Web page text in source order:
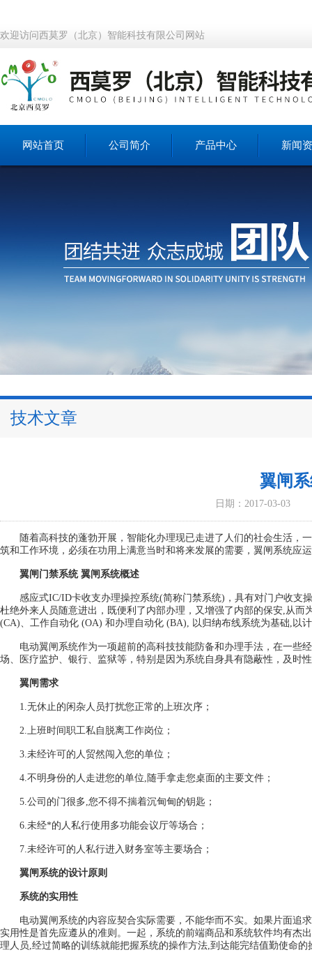
欢迎访问西莫罗（北京）智能科技有限公司网站
网站首页 公司简介 产品中心 新闻
技术文章
翼闸
日期：2017-03-03
随着高科技的蓬勃开展，智能化办理现已走进了人们的社会生活，
筑和工作环境，必须在功用上满意当时和将来发展的需要，翼闸系统应
翼闸门禁系统 翼闸系统概述
感应式IC/ID卡收支办理操控系统(简称门禁系统)，具有对门户收支
杜绝外来人员随意进出，既便利了内部办理，又增强了内部的保安,从
(CA)、工作自动化 (OA) 和办理自动化 (BA), 以归纳布线系统为基础,以
电动翼闸系统作为一项超前的高科技技能防备和办理手法，在一些
场、医疗监护、银行、监狱等，特别是因为系统自身具有隐蔽性，及时
翼闸需求
1.无休止的闲杂人员打扰您正常的上班次序；
2.上班时间职工私自脱离工作岗位；
3.未经许可的人贸然闯入您的单位；
4.不明身份的人走进您的单位,随手拿走您桌面的主要文件；
5.公司的门很多,您不得不揣着沉甸甸的钥匙；
6.未经*的人私行使用多功能会议厅等场合；
7.未经许可的人私行进入财务室等主要场合；
翼闸系统的设计原则
系统的实用性
电动翼闸系统的内容应契合实际需要，不能华而不实。如果片面追
实用性是首先应遵从的准则。一起，系统的前端商品和系统软件均有杰
理人员,经过简略的训练就能把握系统的操作方法,到达能完结值勤使命的